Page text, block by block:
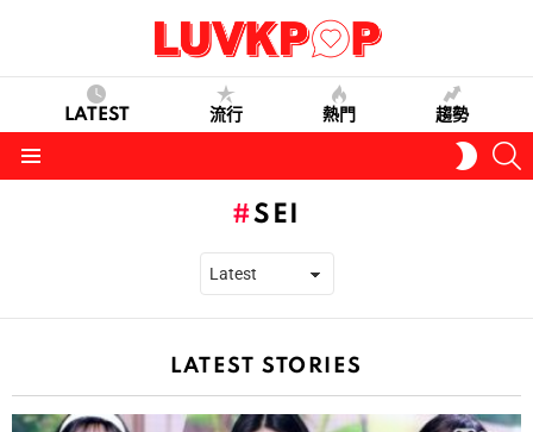
LATEST 流行 熱門 趨勢
SKIN
SEI
LATEST STORIES